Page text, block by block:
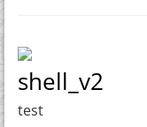
shell_v2
test